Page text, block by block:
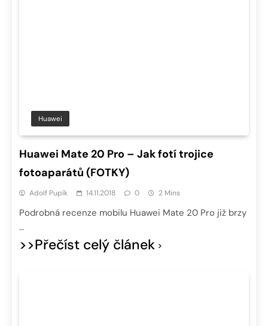
Huawei
Huawei Mate 20 Pro – Jak fotí trojice
fotoaparátů (FOTKY)
Adolf Pupík 14.11.2018 0 2 Mins
Podrobná recenze mobilu Huawei Mate 20 Pro již brzy
…
>>Přečíst celý článek